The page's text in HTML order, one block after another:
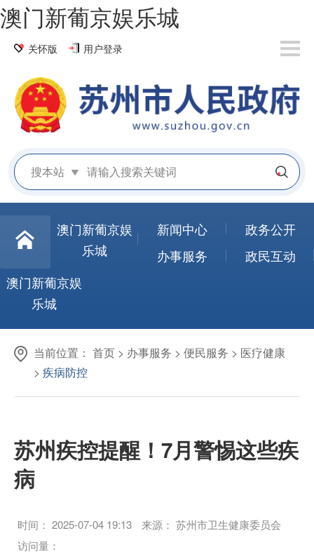
澳门新葡京娱乐城
关怀版 用户登录
搜本站
澳门新葡京娱
乐城
新闻中心
政务公开
办事服务
政民互动
澳门新葡京娱
乐城
当前位置： 首页 > 办事服务 > 便民服务 > 医疗健康
> 疾病防控
苏州疾控提醒！7月警惕这些疾
病
时间： 2025-07-04 19:13 来源： 苏州市卫生健康委员会
访问量：